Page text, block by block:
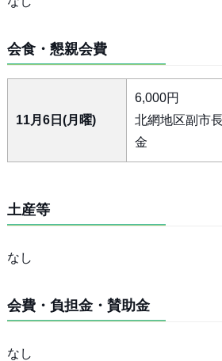
会食・懇親会費
11月6日(月曜)
6,000円
北網地区副市
金
土産等
なし
会費・負担金・賛助金
なし